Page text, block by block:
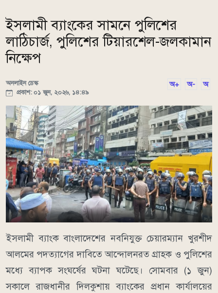
ইসলামী ব্যাংকের সামনে পুলিশের
লাঠিচার্জ, পুলিশের টিয়ারশেল-জলকামান
নিক্ষেপ
অনলাইন ডেস্ক
প্রকাশ: ০১ জুন, ২০২৬, ১৪:৪৯
অ+ অ- অ
ইসলামী ব্যাংক বাংলাদেশের নবনিযুক্ত চেয়ারম্যান খুরশীদ
আলমের পদত্যাগের দাবিতে আন্দোলনরত গ্রাহক ও পুলিশের
মধ্যে ব্যাপক সংঘর্ষের ঘটনা ঘটেছে। সোমবার (১ জুন)
সকালে রাজধানীর দিলকুশায় ব্যাংকের প্রধান কার্যালয়ের